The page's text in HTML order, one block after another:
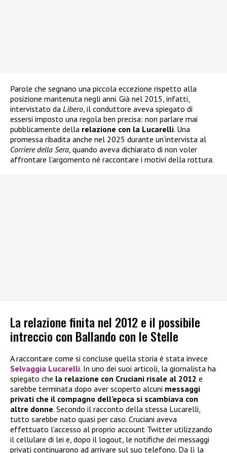
Parole che segnano una piccola eccezione rispetto alla
posizione mantenuta negli anni. Già nel 2015, infatti,
intervistato da Libero, il conduttore aveva spiegato di
essersi imposto una regola ben precisa: non parlare mai
pubblicamente della relazione con la Lucarelli. Una
promessa ribadita anche nel 2025 durante un’intervista al
Corriere della Sera, quando aveva dichiarato di non voler
affrontare l’argomento né raccontare i motivi della rottura.
La relazione finita nel 2012 e il possibile
intreccio con Ballando con le Stelle
A raccontare come si concluse quella storia è stata invece
Selvaggia Lucarelli. In uno dei suoi articoli, la giornalista ha
spiegato che la relazione con Cruciani risale al 2012 e
sarebbe terminata dopo aver scoperto alcuni messaggi
privati che il compagno dell’epoca si scambiava con
altre donne. Secondo il racconto della stessa Lucarelli,
tutto sarebbe nato quasi per caso. Cruciani aveva
effettuato l’accesso al proprio account Twitter utilizzando
il cellulare di lei e, dopo il logout, le notifiche dei messaggi
privati continuarono ad arrivare sul suo telefono. Da lì la